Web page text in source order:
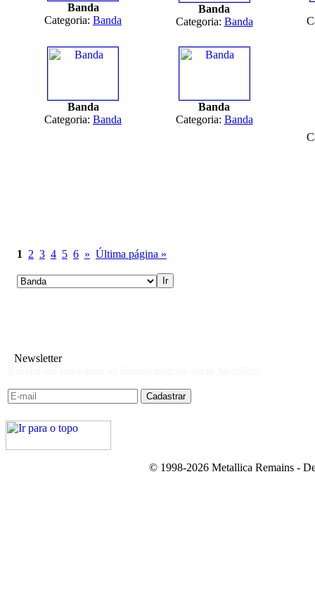
Banda
Categoria: Banda
Banda
Categoria: Banda
Banda
Categoria: Banda
Banda
Categoria: Banda
1 2 3 4 5 6 » Última página »
Newsletter
© 1998-2026 Metallica Remains -